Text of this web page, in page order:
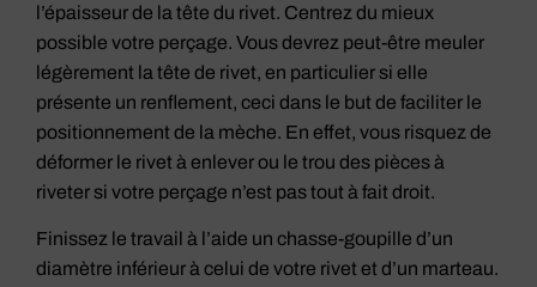
l’épaisseur de la tête du rivet. Centrez du mieux
possible votre perçage. Vous devrez peut-être meuler
légèrement la tête de rivet, en particulier si elle
présente un renflement, ceci dans le but de faciliter le
positionnement de la mèche. En effet, vous risquez de
déformer le rivet à enlever ou le trou des pièces à
riveter si votre perçage n’est pas tout à fait droit.
Finissez le travail à l’aide un chasse-goupille d’un
diamètre inférieur à celui de votre rivet et d’un marteau.